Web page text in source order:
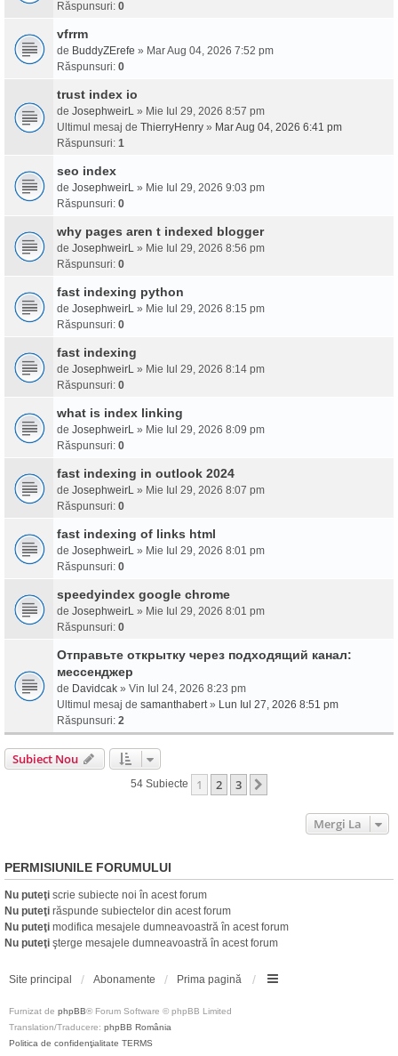
Răspunsuri: 0
vfrrm
de BuddyZErefe » Mar Aug 04, 2026 7:52 pm
Răspunsuri: 0
trust index io
de JosephweirL » Mie Iul 29, 2026 8:57 pm
Ultimul mesaj de ThierryHenry » Mar Aug 04, 2026 6:41 pm
Răspunsuri: 1
seo index
de JosephweirL » Mie Iul 29, 2026 9:03 pm
Răspunsuri: 0
why pages aren t indexed blogger
de JosephweirL » Mie Iul 29, 2026 8:56 pm
Răspunsuri: 0
fast indexing python
de JosephweirL » Mie Iul 29, 2026 8:15 pm
Răspunsuri: 0
fast indexing
de JosephweirL » Mie Iul 29, 2026 8:14 pm
Răspunsuri: 0
what is index linking
de JosephweirL » Mie Iul 29, 2026 8:09 pm
Răspunsuri: 0
fast indexing in outlook 2024
de JosephweirL » Mie Iul 29, 2026 8:07 pm
Răspunsuri: 0
fast indexing of links html
de JosephweirL » Mie Iul 29, 2026 8:01 pm
Răspunsuri: 0
speedyindex google chrome
de JosephweirL » Mie Iul 29, 2026 8:01 pm
Răspunsuri: 0
Отправьте открытку через подходящий канал:
мессенджер
de Davidcak » Vin Iul 24, 2026 8:23 pm
Ultimul mesaj de samanthabert» Lun Iul 27, 2026 8:51 pm
Răspunsuri: 2
Subiect Nou
54 Subiecte 1 2 3
Mergi La
PERMISIUNILE FORUMULUI
Nu puteţi scrie subiecte noi în acest forum
Nu puteţi răspunde subiectelor din acest forum
Nu puteţi modifica mesajele dumneavoastră în acest forum
Nu puteţi şterge mesajele dumneavoastră în acest forum
Site principal Abonamente Prima pagină
Furnizat de phpBB® Forum Software © phpBB Limited
Translation/Traducere: phpBB România
Politica de confidenţialitate TERMS